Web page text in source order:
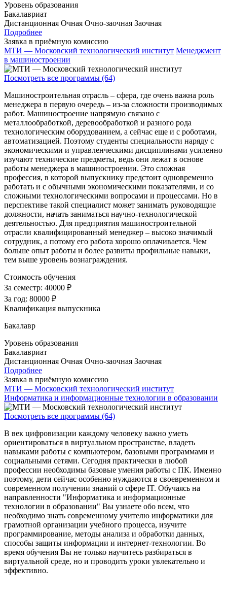
Уровень образования
Бакалавриат
Дистанционная Очная Очно-заочная Заочная
Подробнее
Заявка в приёмную комиссию
МТИ — Московский технологический институт Менеджмент
в машиностроении
Посмотреть все программы (64)
Машиностроительная отрасль – сфера, где очень важна роль
менеджера в первую очередь – из-за сложности производимых
работ. Машиностроение напрямую связано с
металлообработкой, деревообработкой и разного рода
технологическим оборудованием, а сейчас еще и с роботами,
автоматизацией. Поэтому студенты специальности наряду с
экономическими и управленческими дисциплинами усиленно
изучают технические предметы, ведь они лежат в основе
работы менеджера в машиностроении. Это сложная
профессия, в которой выпускнику предстоит одновременно
работать и с обычными экономическими показателями, и со
сложными технологическими вопросами и процессами. Но в
перспективе такой специалист может занимать руководящие
должности, начать заниматься научно-технологической
деятельностью. Для предприятия машиностроительной
отрасли квалифицированный менеджер – высоко значимый
сотрудник, а потому его работа хорошо оплачивается. Чем
больше опыт работы и более развиты профильные навыки,
тем выше уровень вознаграждения.
Стоимость обучения
За семестр: 40000 ₽
За год: 80000 ₽
Квалификация выпускника
Бакалавр
Уровень образования
Бакалавриат
Дистанционная Очная Очно-заочная Заочная
Подробнее
Заявка в приёмную комиссию
МТИ — Московский технологический институт
Информатика и информационные технологии в образовании
Посмотреть все программы (64)
В век цифровизации каждому человеку важно уметь
ориентироваться в виртуальном пространстве, владеть
навыками работы с компьютером, базовыми программами и
социальными сетями. Сегодня практически в любой
профессии необходимы базовые умения работы с ПК. Именно
поэтому, дети сейчас особенно нуждаются в своевременном и
современном получении знаний о сфере IT. Обучаясь на
направленности "Информатика и информационные
технологии в образовании" Вы узнаете обо всем, что
необходимо знать современному учителю информатики для
грамотной организации учебного процесса, изучите
программирование, методы анализа и обработки данных,
способы защиты информации и интернет-технологии. Во
время обучения Вы не только научитесь разбираться в
виртуальной среде, но и проводить уроки увлекательно и
эффективно.